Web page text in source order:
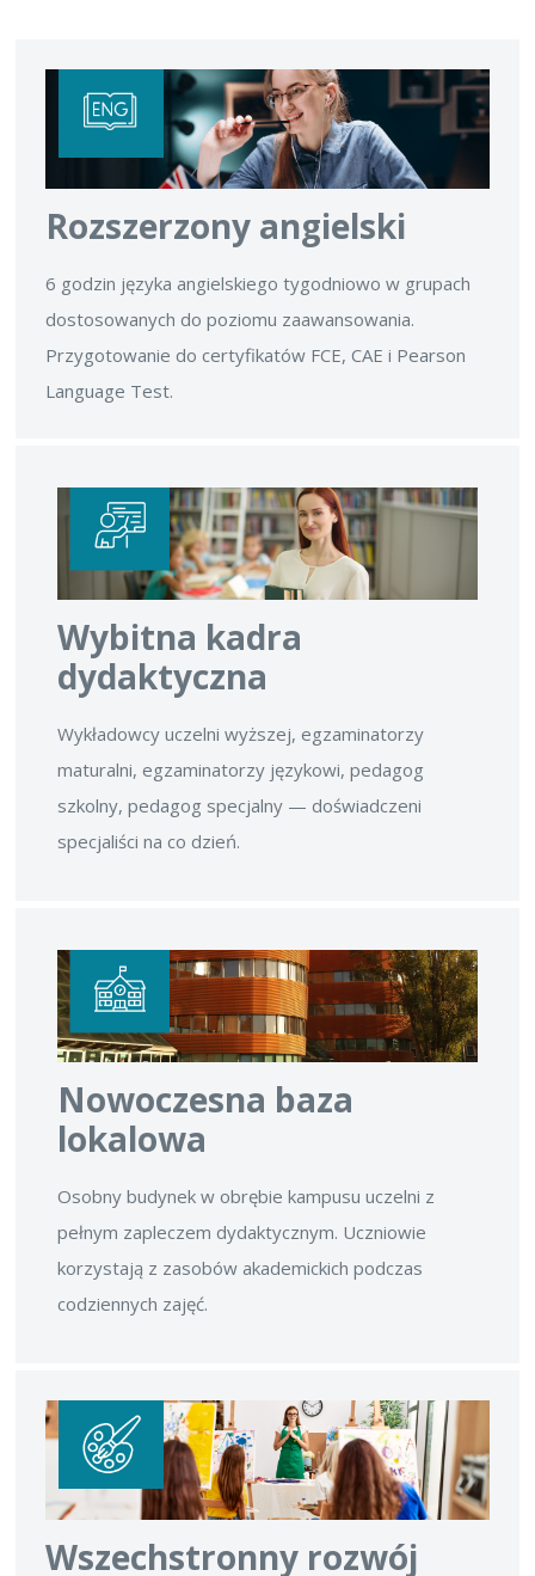
Rozszerzony angielski
6 godzin języka angielskiego tygodniowo w grupach
dostosowanych do poziomu zaawansowania.
Przygotowanie do certyfikatów FCE, CAE i Pearson
Language Test.
Wybitna kadra
dydaktyczna
Wykładowcy uczelni wyższej, egzaminatorzy
maturalni, egzaminatorzy językowi, pedagog
szkolny, pedagog specjalny — doświadczeni
specjaliści na co dzień.
Nowoczesna baza
lokalowa
Osobny budynek w obrębie kampusu uczelni z
pełnym zapleczem dydaktycznym. Uczniowie
korzystają z zasobów akademickich podczas
codziennych zajęć.
Wszechstronny rozwój